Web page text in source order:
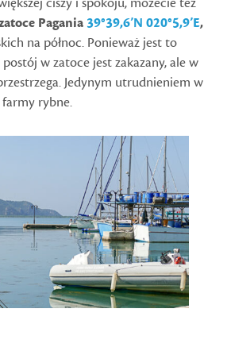
Pagania 39°39,6’N 020°5,9’E,
na północ. Ponieważ jest to
w zatoce jest zakazany, ale w
Jedynym utrudnieniem w
rybne.